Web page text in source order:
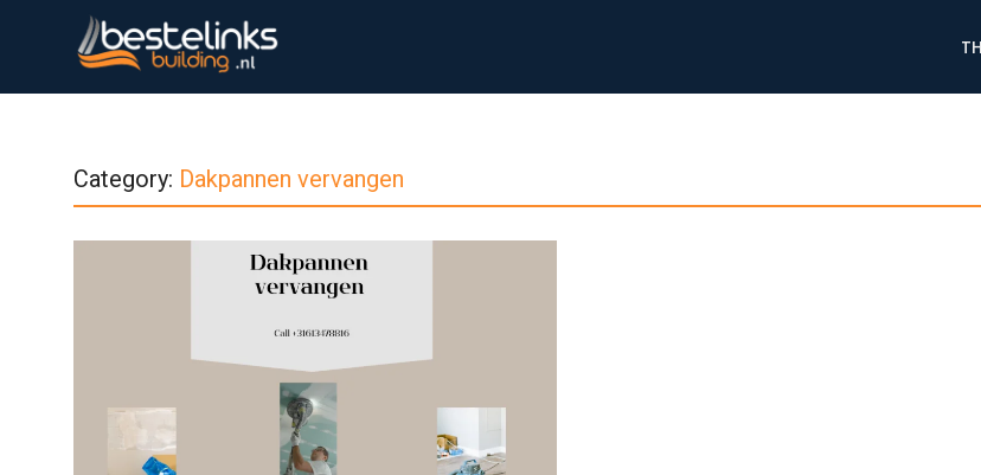
Category: Dakpannen vervangen